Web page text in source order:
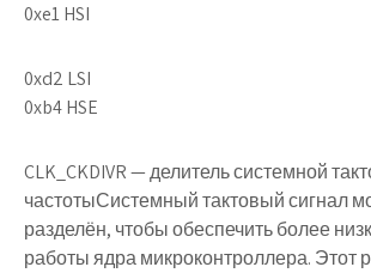
0xe1 HSI
0xd2 LSI
0xb4 HSE
CLK_CKDIVR— делитель системной
частотыСистемный тактовый сигнал
разделён, чтобы обеспечить более
работы ядра микроконтроллера. Этот